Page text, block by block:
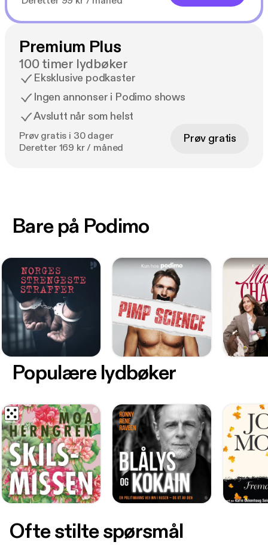
Premium Plus
100 timer lydbøker
Eksklusive podkaster
Ingen annonser i Podimo shows
Avslutt når som helst
Prøv gratis i 30 dager
Deretter 169 kr / måned
Prøv gratis
Bare på Podimo
Populære lydbøker
Ofte stilte spørsmål